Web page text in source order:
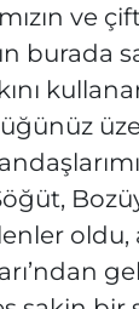
ve
burada
oldu,